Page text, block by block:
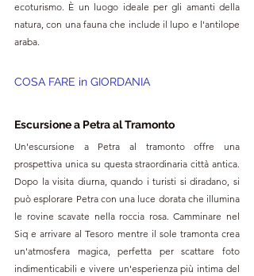
ecoturismo. È un luogo ideale per gli amanti della
natura, con una fauna che include il lupo e l'antilope
araba.
COSA FARE in GIORDANIA
Escursione a Petra al Tramonto
Un'escursione a Petra al tramonto offre una
prospettiva unica su questa straordinaria città antica.
Dopo la visita diurna, quando i turisti si diradano, si
può esplorare Petra con una luce dorata che illumina
le rovine scavate nella roccia rosa. Camminare nel
Siq e arrivare al Tesoro mentre il sole tramonta crea
un'atmosfera magica, perfetta per scattare foto
indimenticabili e vivere un'esperienza più intima del